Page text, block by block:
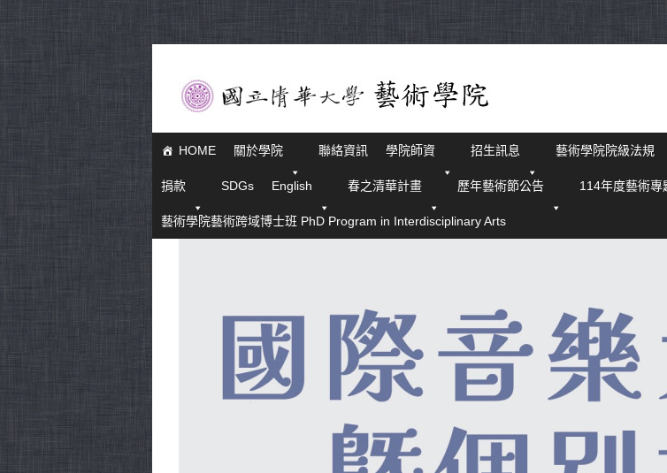
HOME 關於學院 聯絡資訊 學院師資 招生訊息 藝術學院院級法規
捐款 SDGs English 春之清華計畫 歷年藝術節公告 114年度藝術專
藝術學院藝術跨域博士班 PhD Program in Interdisciplinary Arts